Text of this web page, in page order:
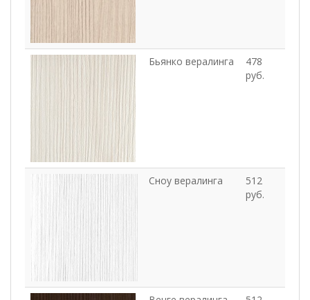
Бьянко вералинга
478
руб.
Сноу вералинга
512
руб.